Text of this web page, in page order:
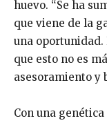
huevo. “Se ha
que viene de la
una oportunidad.
que esto no es
asesoramiento y
Con una